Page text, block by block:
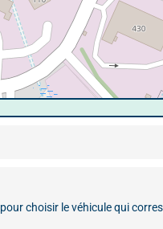
choisir le véhicule qui